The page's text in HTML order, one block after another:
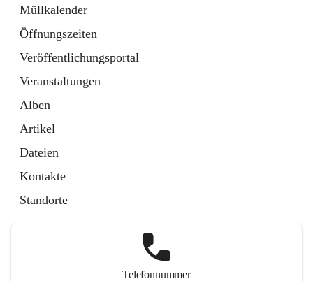
Müllkalender
Öffnungszeiten
Veröffentlichungsportal
Veranstaltungen
Alben
Artikel
Dateien
Kontakte
Standorte
10 Schnellzugriffe
Telefonnummer